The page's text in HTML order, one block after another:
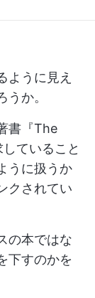
ように見え
か。
書『The
ていること
うに扱うか
クされてい
の本ではな
下すのかを